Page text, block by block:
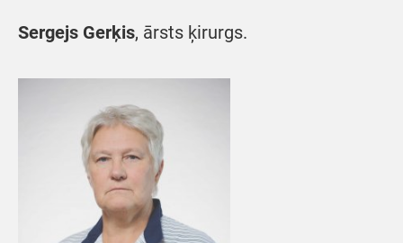
Sergejs Gerķis, ārsts ķirurgs.